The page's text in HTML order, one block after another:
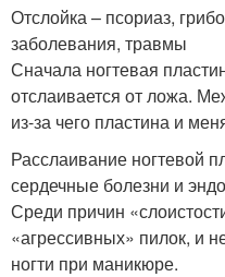
Отслойка – псориаз,
заболевания, травмы
Сначала ногтевая
отслаивается от ложа.
из-за чего пластина и
Расслаивание ногтевой
сердечные болезни и
Среди причин
«агрессивных» пилок, и
ногти при маникюре.